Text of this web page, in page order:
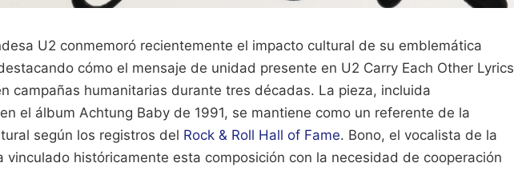
U2 conmemoró recientemente el impacto cultural de su emblemática
cómo el mensaje de unidad presente en U2 Carry Each Other Lyrics
campañas humanitarias durante tres décadas. La pieza, incluida
el álbum Achtung Baby de 1991, se mantiene como un referente de la
según los registros del Rock & Roll Hall of Fame. Bono, el vocalista de la
vinculado históricamente esta composición con la necesidad de cooperación